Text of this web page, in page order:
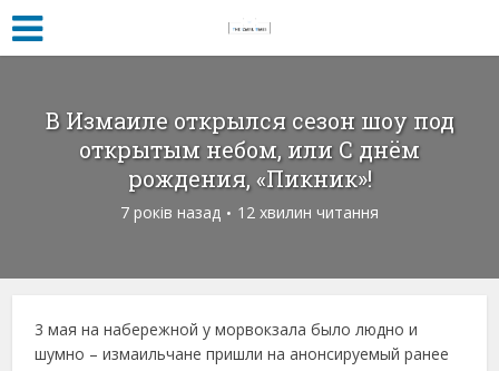
В Измаиле открылся сезон шоу под
открытым небом, или С днём
рождения, «Пикник»!
7 років назад 12 хвилин читання
3 мая на набережной у морвокзала было людно и
шумно – измаильчане пришли на анонсируемый ранее